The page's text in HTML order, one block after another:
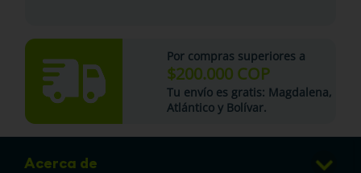
Por compras superiores a
$200.000 COP
Tu envío es gratis: Magdalena,
Atlántico y Bolívar.
Acerca de